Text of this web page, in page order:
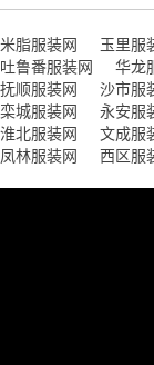
米脂服装网 玉里服
吐鲁番服装网
华龙
抚顺服装网
沙市服
栾城服装网
永安服
淮北服装网
文成服
凤林服装网
西区服